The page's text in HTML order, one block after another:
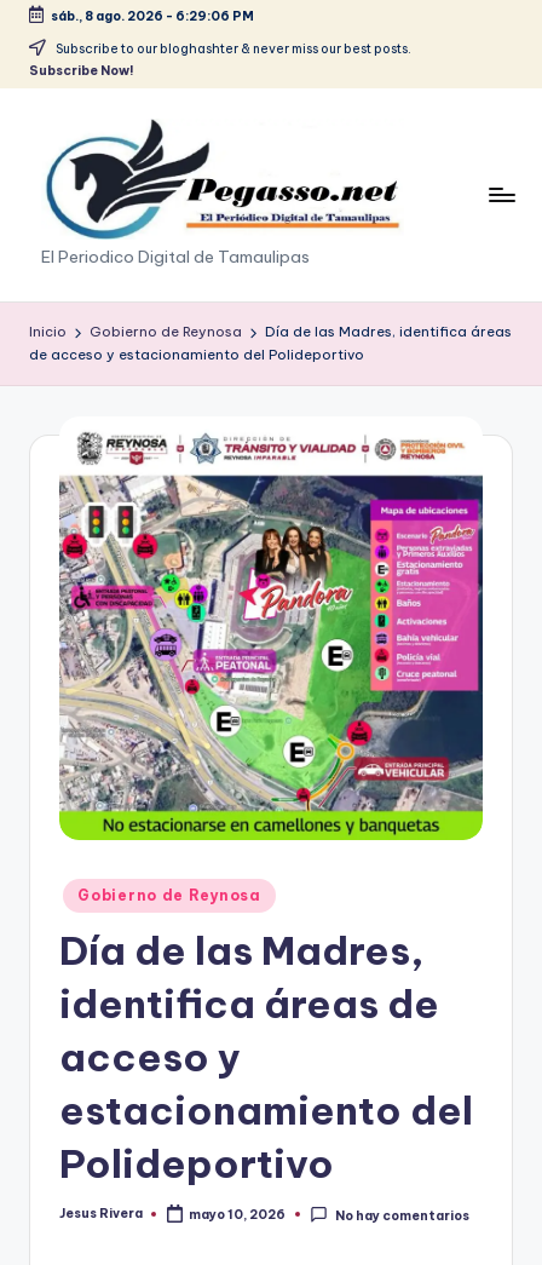
Saltar
sáb., 8 ago. 2026 - 6:29:07 PM
Subscribe to our bloghashter & never miss our best posts.
Subscribe Now!
p
e
g
a
p
El Periodico Digital de Tamaulipas
Inicio Gobierno de Reynosa
Día de las Madres, identifica áreas
de acceso y estacionamiento del Polideportivo
Publicado
en
Gobierno de Reynosa
Día de las Madres,
identifica áreas de
acceso y
estacionamiento del
Polideportivo
Publicado
Jesus Rivera mayo 10, 2026 No hay comentarios